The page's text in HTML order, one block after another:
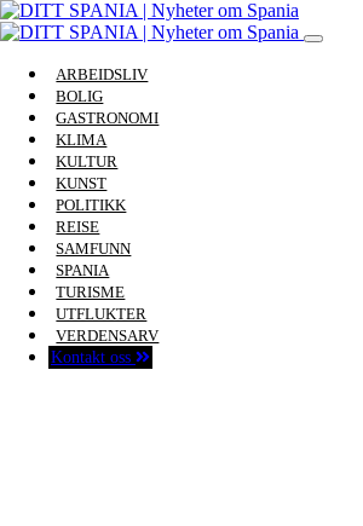
ARBEIDSLIV
BOLIG
GASTRONOMI
KLIMA
KULTUR
KUNST
POLITIKK
REISE
SAMFUNN
SPANIA
TURISME
UTFLUKTER
VERDENSARV
Kontakt oss